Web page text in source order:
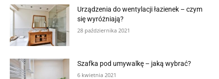
Urządzenia do wentylacji łazienek – czym
się wyróżniają?
28 października 2021
Szafka pod umywalkę – jaką wybrać?
6 kwietnia 2021